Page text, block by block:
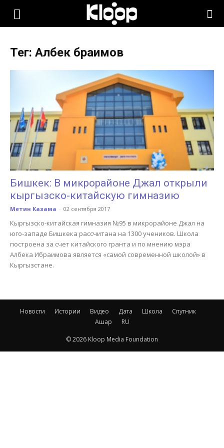
KLOOP.KG
Кыргызстана
Тег: Албек браимов
Бишкек: В микрорайоне Джал открыли
кыргызско-китайскую гимназию
Метин Казама - 02 сентября 2017
Кыргызско-китайская гимназия №95 в микрорайоне Джал на
юго-западе Бишкека рассчитана на 1300 учеников. Школа
построена за счет китайского гранта и по мнению мэра
Албека Ибраимова является «самой современной школой» в
Кыргызстане.
Новости Истории Видео Дата Школа
Спутник
Ашар
RU
© 2026 Kloop Media Foundation